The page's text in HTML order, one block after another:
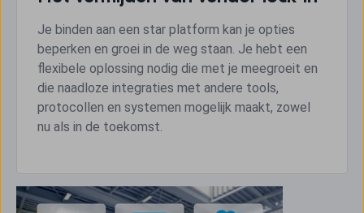
Je binden aan een star platform kan je opties
beperken en groei in de weg staan. Je hebt een
flexibele oplossing nodig die met je meegroeit en
die naadloze integraties met andere tools,
protocollen en systemen mogelijk maakt, zowel
nu als in de toekomst.